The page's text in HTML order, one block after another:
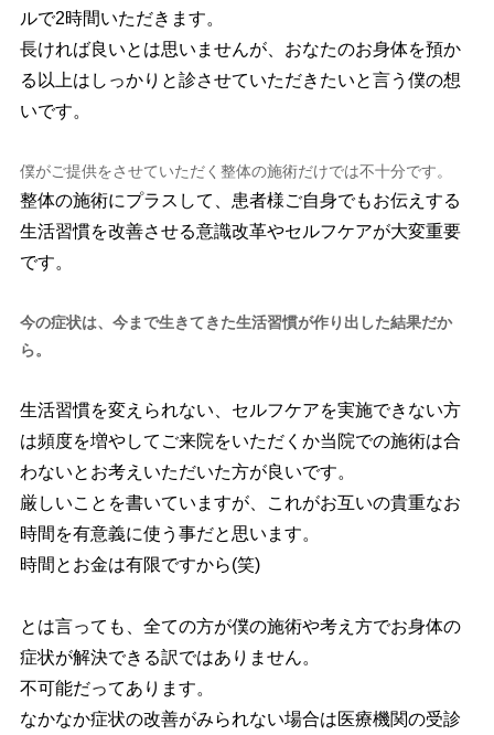
ルで2時間いただきます。
長ければ良いとは思いませんが、おなたのお身体を預か
る以上はしっかりと診させていただきたいと言う僕の想
いです。
僕がご提供をさせていただく整体の施術だけでは不十分です。
整体の施術にプラスして、患者様ご自身でもお伝えする
生活習慣を改善させる意識改革やセルフケアが大変重要
です。
今の症状は、今まで生きてきた生活習慣が作り出した結果だか
ら。
生活習慣を変えられない、セルフケアを実施できない方
は頻度を増やしてご来院をいただくか当院での施術は合
わないとお考えいただいた方が良いです。
厳しいことを書いていますが、これがお互いの貴重なお
時間を有意義に使う事だと思います。
時間とお金は有限ですから(笑)
とは言っても、全ての方が僕の施術や考え方でお身体の
症状が解決できる訳ではありません。
不可能だってあります。
なかなか症状の改善がみられない場合は医療機関の受診